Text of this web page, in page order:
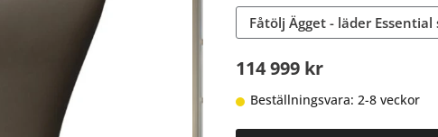
Fåtölj Ägget - läder Essential
114 999 kr
Beställningsvara: 2-8 veckor